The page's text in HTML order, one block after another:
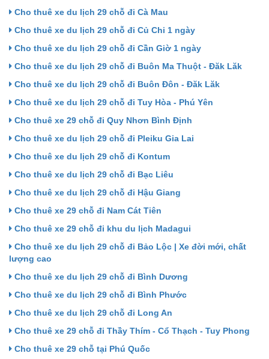
Cho thuê xe du lịch 29 chỗ đi Cà Mau
Cho thuê xe du lịch 29 chỗ đi Củ Chi 1 ngày
Cho thuê xe du lịch 29 chỗ đi Cần Giờ 1 ngày
Cho thuê xe du lịch 29 chỗ đi Buôn Ma Thuột - Đăk Lăk
Cho thuê xe du lịch 29 chỗ đi Buôn Đôn - Đăk Lăk
Cho thuê xe du lịch 29 chỗ đi Tuy Hòa - Phú Yên
Cho thuê xe 29 chỗ đi Quy Nhơn Bình Định
Cho thuê xe du lịch 29 chỗ đi Pleiku Gia Lai
Cho thuê xe du lịch 29 chỗ đi Kontum
Cho thuê xe du lịch 29 chỗ đi Bạc Liêu
Cho thuê xe du lịch 29 chỗ đi Hậu Giang
Cho thuê xe 29 chỗ đi Nam Cát Tiên
Cho thuê xe 29 chỗ đi khu du lịch Madagui
Cho thuê xe du lịch 29 chỗ đi Bảo Lộc | Xe đời mới, chất
lượng cao
Cho thuê xe du lịch 29 chỗ đi Bình Dương
Cho thuê xe du lịch 29 chỗ đi Bình Phước
Cho thuê xe du lịch 29 chỗ đi Long An
Cho thuê xe 29 chỗ đi Thầy Thím - Cổ Thạch - Tuy Phong
Cho thuê xe 29 chỗ tại Phú Quốc